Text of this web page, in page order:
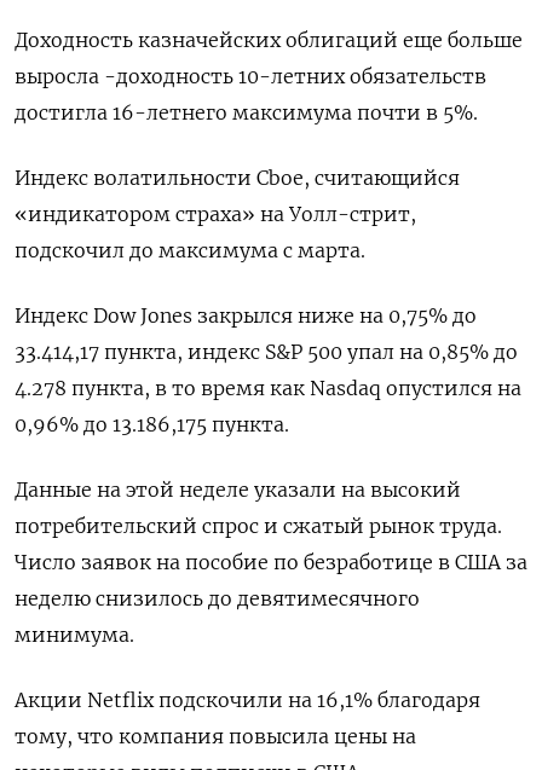
Доходность казначейских облигаций еще больше
выросла -доходность 10-летних обязательств
достигла 16-летнего максимума почти в 5%.
Индекс волатильности Cboe, считающийся
«индикатором страха» на Уолл-стрит,
подскочил до максимума с марта.
Индекс Dow Jones закрылся ниже на 0,75% до
33.414,17 пункта, индекс S&P 500 упал на 0,85% до
4.278 пункта​, в то время как ​Nasdaq опустился на
0,96% до 13.186,175 пункта​.
Данные на этой неделе указали на высокий
потребительский спрос и сжатый рынок труда.
Число заявок на пособие по безработице в США за
неделю снизилось до девятимесячного
минимума.
Акции Netflix подскочили на 16,1% благодаря
тому, что компания повысила цены на